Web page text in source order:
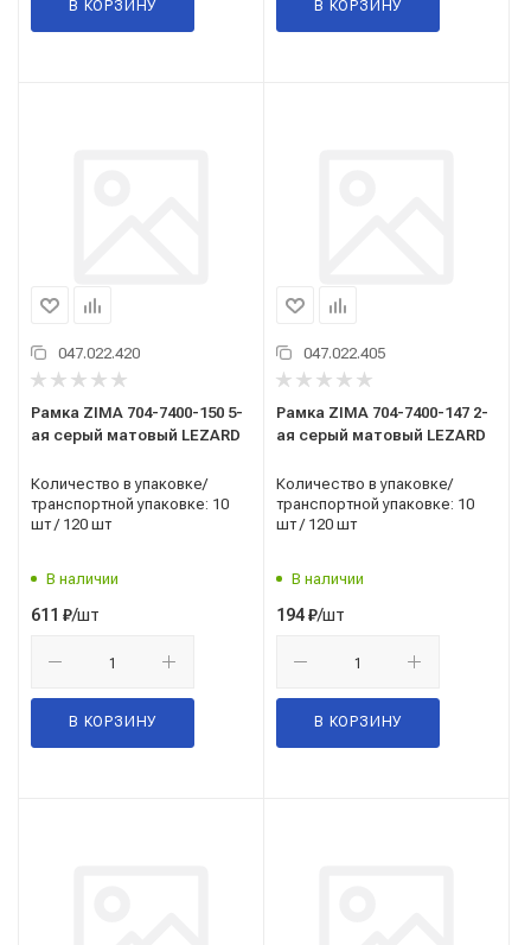
В КОРЗИНУ В КОРЗИНУ
047.022.420
Рамка ZIMA 704-7400-150 5-
ая серый матовый LEZARD
Количество в упаковке/
транспортной упаковке: 10
шт / 120 шт
В наличии
611 ₽/шт
В КОРЗИНУ
047.022.405
Рамка ZIMA 704-7400-147 2-
ая серый матовый LEZARD
Количество в упаковке/
транспортной упаковке: 10
шт / 120 шт
В наличии
194₽/шт
В КОРЗИНУ